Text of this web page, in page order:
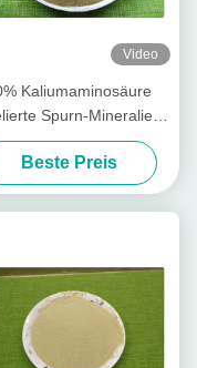
Video
Kaliumaminosäure
Spurn-Mineralien
das Bananen-Pflanzen
Beste Preis